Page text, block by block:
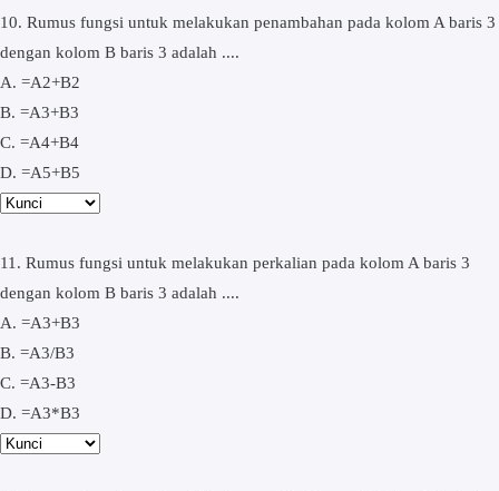
10. Rumus fungsi untuk melakukan penambahan pada kolom A baris 3
dengan kolom B baris 3 adalah ....
A. =A2+B2
B. =A3+B3
C. =A4+B4
D. =A5+B5
11. Rumus fungsi untuk melakukan perkalian pada kolom A baris 3
dengan kolom B baris 3 adalah ....
A. =A3+B3
B. =A3/B3
C. =A3-B3
D. =A3*B3